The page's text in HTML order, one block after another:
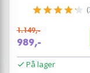
1.149,-
989,-
På lager